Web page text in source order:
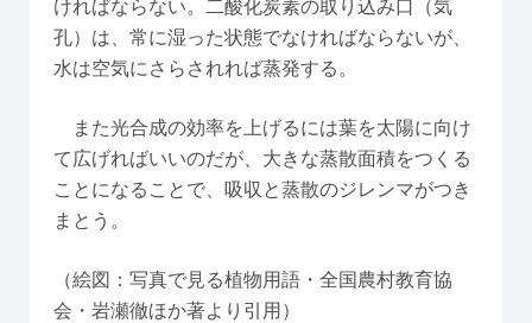
ければならない。二酸化炭素の取り込み口（気
孔）は、常に湿った状態でなければならないが、
水は空気にさらされれば蒸発する。
また光合成の効率を上げるには葉を太陽に向け
て広げればいいのだが、大きな蒸散面積をつくる
ことになることで、吸収と蒸散のジレンマがつき
まとう。
（絵図：写真で見る植物用語・全国農村教育協
会・岩瀬徹ほか著より引用）